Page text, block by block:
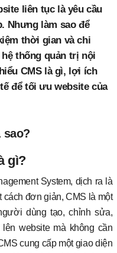
liên tục là yêu cầu
Nhưng làm sao để
thời gian và chi
thống quản trị nội
CMS là gì, lợi ích
để tối ưu website của
sao?
gì?
System, dịch ra là
cách đơn giản, CMS là một
dùng tạo, chỉnh sửa,
website mà không cần
cung cấp một giao diện